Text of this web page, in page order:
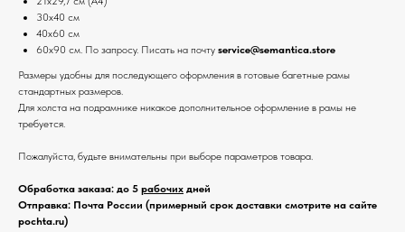
30х40 см
40х60 см
60х90 см. По запросу. Писать на почту service@semantica.store
Размеры удобны для последующего оформления в готовые багетные рамы
стандартных размеров.
Для холста на подрамнике никакое дополнительное оформление в рамы не
требуется.
Пожалуйста, будьте внимательны при выборе параметров товара.
Обработка заказа: до 5 рабочих дней
Отправка: Почта России (примерный срок доставки смотрите на сайте
pochta.ru)